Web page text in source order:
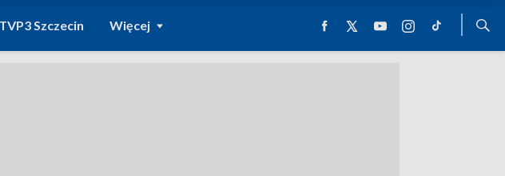
Szczecin Więcej